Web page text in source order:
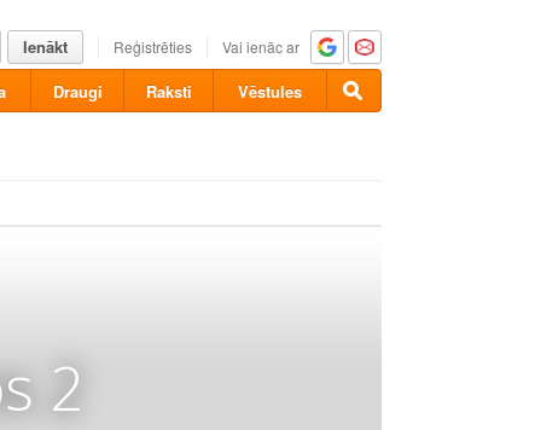
Ienākt Reģistrēties Vai ienāc ar
Draugi Raksti Vēstules
2